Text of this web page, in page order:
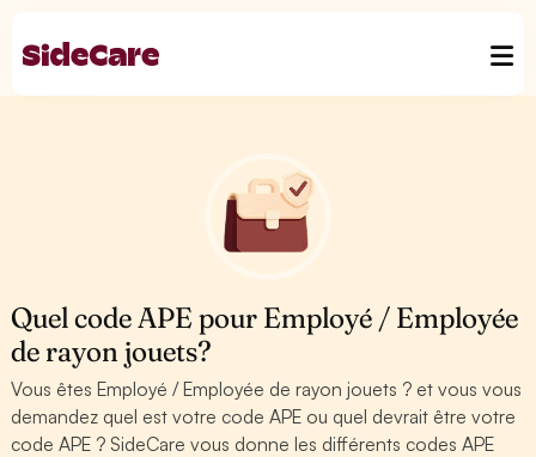
Quel code APE pour Employé / Employée
de rayon jouets?
Vous êtes Employé / Employée de rayon jouets ? et vous vous
demandez quel est votre code APE ou quel devrait être votre
code APE ? SideCare vous donne les différents codes APE